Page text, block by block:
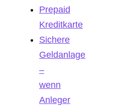
Prepaid
Kreditkarte
Sichere
Geldanlage
–
wenn
Anleger